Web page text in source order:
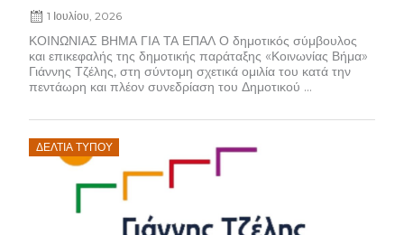
1 Ιουλίου, 2026
ΚΟΙΝΩΝΙΑΣ ΒΗΜΑ ΓΙΑ ΤΑ ΕΠΑΛ Ο δημοτικός σύμβουλος
και επικεφαλής της δημοτικής παράταξης «Κοινωνίας Βήμα»
Γιάννης Τζέλης, στη σύντομη σχετικά ομιλία του κατά την
πεντάωρη και πλέον συνεδρίαση του Δημοτικού ...
ΔΕΛΤΊΑ ΤΎΠΟΥ
Posted
on